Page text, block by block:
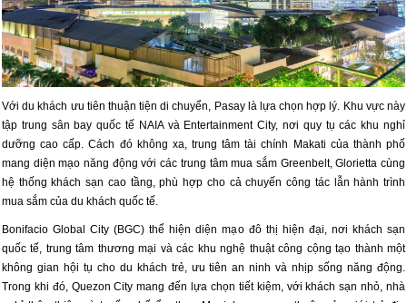
Với du khách ưu tiên thuận tiện di chuyển, Pasay là lựa chọn hợp lý. Khu vực này
tập trung sân bay quốc tế NAIA và Entertainment City, nơi quy tụ các khu nghỉ
dưỡng cao cấp. Cách đó không xa, trung tâm tài chính Makati của thành phố
mang diện mạo năng động với các trung tâm mua sắm Greenbelt, Glorietta cùng
hệ thống khách sạn cao tầng, phù hợp cho cả chuyến công tác lẫn hành trình
mua sắm của du khách quốc tế.
Bonifacio Global City (BGC) thể hiện diện mạo đô thị hiện đại, nơi khách sạn
quốc tế, trung tâm thương mại và các khu nghệ thuật công cộng tạo thành một
không gian hội tụ cho du khách trẻ, ưu tiên an ninh và nhịp sống năng động.
Trong khi đó, Quezon City mang đến lựa chọn tiết kiệm, với khách sạn nhỏ, nhà